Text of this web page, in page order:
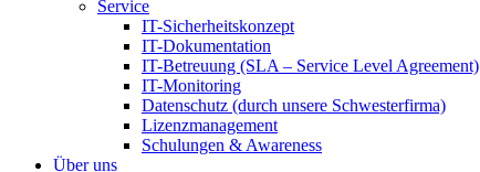
Service
IT-Sicherheitskonzept
IT-Dokumentation
IT-Betreuung (SLA – Service Level Agreement)
IT-Monitoring
Datenschutz (durch unsere Schwesterfirma)
Lizenzmanagement
Schulungen & Awareness
Über uns